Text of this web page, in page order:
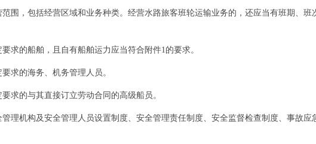
，包括经营区域和业务种类。经营水路旅客班轮运输业务的，还应当有班期、班
的船舶，且自有船舶运力应当符合附件1的要求。
的海务、机务管理人员。
的与其直接订立劳动合同的高级船员。
机构及安全管理人员设置制度、安全管理责任制度、安全监督检查制度、事故应